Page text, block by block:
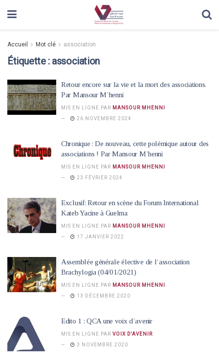
Accueil Mot clé association
Étiquette : association
Retour encore sur la vie et la mort des associations.
Par Mansour M’henni
MIS EN LIGNE PAR MANSOUR MHENNI
26 NOVEMBRE 2024
Chronique : De nouveau, cette polémique autour des
associations ! Par Mansour M’henni
MIS EN LIGNE PAR MANSOUR MHENNI
23 FÉVRIER 2024
Exclusif: Retour en scène du Forum International
Kateb Yacine à Guelma
MIS EN LIGNE PAR MANSOUR MHENNI
17 JANVIER 2022
Assemblée générale élective de l’association
Brachylogia (04/01/2021)
MIS EN LIGNE PAR MANSOUR MHENNI
13 DÉCEMBRE 2020
Edito 1 : QCA une voix d’avenir
MIS EN LIGNE PAR VOIX D'AVENIR
3 NOVEMBRE 2020